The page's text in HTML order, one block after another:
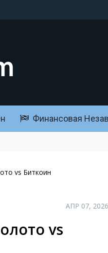
Финансовая
vs Биткоин
АПР 07, 2026
vs